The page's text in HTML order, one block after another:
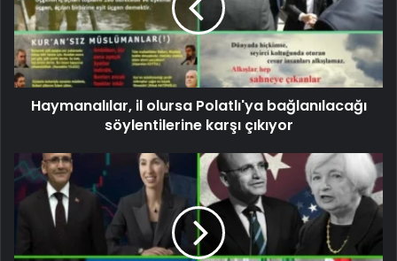
Haymanalılar, il olursa Polatlı'ya bağlanılacağı
söylentilerine karşı çıkıyor